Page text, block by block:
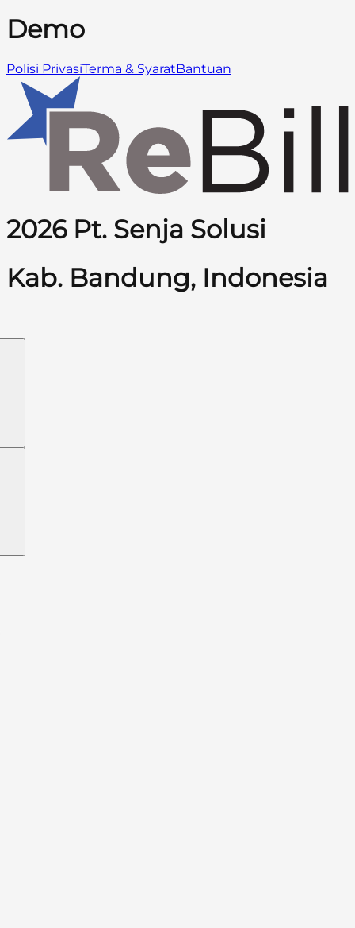
Demo
Polisi PrivasiTerma & SyaratBantuan
2026 Pt. Senja Solusi
Kab. Bandung, Indonesia